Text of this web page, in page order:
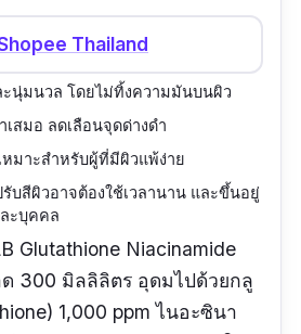
Thailand
นุ่มนวล โดยไม่ทิ้งความมันบนผิว
สมอ ลดเลือนจุดด่างดำ
มาะสำหรับผู้ที่มีผิวแพ้ง่าย
บสีผิวอาจต้องใช้เวลานาน และขึ้นอยู่
ะบุคคล
Glutathione Niacinamide
300 มิลลิลิตร อุดมไปด้วยกลู
1,000 ppm ไนอะซินา